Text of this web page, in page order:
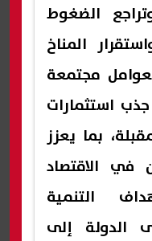
الضغوط
المناخ
مجتمعة
استثمارات
بما يعزز
في الاقتصاد
التنمية
الدولة إلى